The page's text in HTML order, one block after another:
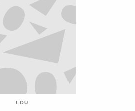
LOU